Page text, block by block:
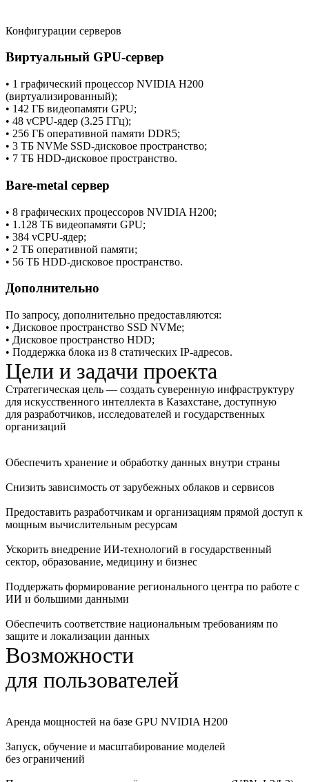
Конфигурации серверов
Виртуальный GPU-сервер
• 1 графический процессор NVIDIA H200
(виртуализированный);
• 142 ГБ видеопамяти GPU;
• 48 vCPU-ядер (3.25 ГГц);
• 256 ГБ оперативной памяти DDR5;
• 3 ТБ NVMe SSD-дисковое пространство;
• 7 ТБ HDD-дисковое пространство.
Bare-metal сервер
• 8 графических процессоров NVIDIA H200;
• 1.128 ТБ видеопамяти GPU;
• 384 vCPU-ядер;
• 2 ТБ оперативной памяти;
• 56 ТБ HDD-дисковое пространство.
Дополнительно
По запросу, дополнительно предоставляются:
• Дисковое пространство SSD NVMe;
• Дисковое пространство HDD;
• Поддержка блока из 8 статических IP-адресов.
Цели и задачи проекта
Стратегическая цель — создать суверенную инфраструктуру
для искусственного интеллекта в Казахстане, доступную
для разработчиков, исследователей и государственных
организаций
Обеспечить хранение и обработку данных внутри страны
Снизить зависимость от зарубежных облаков и сервисов
Предоставить разработчикам и организациям прямой доступ к
мощным вычислительным ресурсам
Ускорить внедрение ИИ‑технологий в государственный
сектор, образование, медицину и бизнес
Поддержать формирование регионального центра по работе с
ИИ и большими данными
Обеспечить соответствие национальным требованиям по
защите и локализации данных
Возможности
для пользователей
Аренда мощностей на базе GPU NVIDIA H200
Запуск, обучение и масштабирование моделей
без ограничений